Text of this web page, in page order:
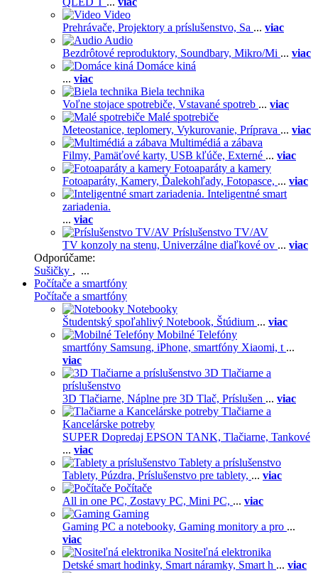
Video
Prehrávače, Projektory a príslušenstvo, Sa ... viac
Audio
Bezdrôtové reproduktory, Soundbary, Mikro/Mi ... viac
Domáce kiná
... viac
Biela technika
Voľne stojace spotrebiče, Vstavané spotreb ... viac
Malé spotrebiče
Meteostanice, teplomery, Vykurovanie, Príprava ... viac
Multimédiá a zábava
Filmy, Pamäťové karty, USB kľúče, Externé ... viac
Fotoaparáty a kamery
Fotoaparáty, Kamery, Ďalekohľady, Fotopasce, ... viac
Inteligentné smart
zariadenia.
... viac
Príslušenstvo TV/AV
TV konzoly na stenu, Univerzálne diaľkové ov ... viac
Odporúčame:
Sušičky , ...
Počítače a smartfóny
Počítače a smartfóny
Notebooky
Študentský spoľahlivý Notebook, Štúdium ... viac
Mobilné Telefóny
smartfóny Samsung, iPhone, smartfóny Xiaomi, t ...
viac
3D Tlačiarne a
príslušenstvo
3D Tlačiarne, Náplne pre 3D Tlač, Príslušen ... viac
Tlačiarne a
Kancelárske potreby
SUPER Dopredaj EPSON TANK, Tlačiarne, Tankové
... viac
Tablety a príslušenstvo
Tablety, Púzdra, Príslušenstvo pre tablety, ... viac
Počítače
All in one PC, Zostavy PC, Mini PC, ... viac
Gaming
Gaming PC a notebooky, Gaming monitory a pro ...
viac
Nositeľná elektronika
Detské smart hodinky, Smart náramky, Smart h ... viac